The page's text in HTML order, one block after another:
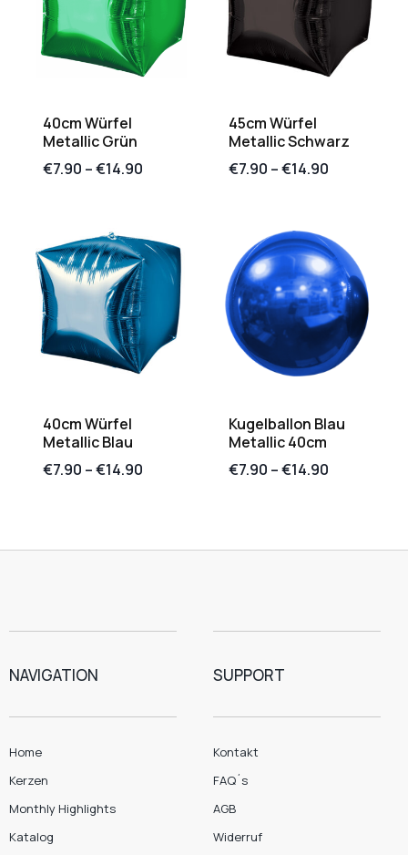
40cm Würfel
Metallic Grün
€7.90 –€14.90
45cm Würfel
Metallic Schwarz
€7.90 –€14.90
40cm Würfel
Metallic Blau
€7.90 –€14.90
Kugelballon Blau
Metallic 40cm
€7.90 –€14.90
NAVIGATION
Home
Kerzen
Monthly Highlights
Katalog
SUPPORT
Kontakt
FAQ´s
AGB
Widerruf